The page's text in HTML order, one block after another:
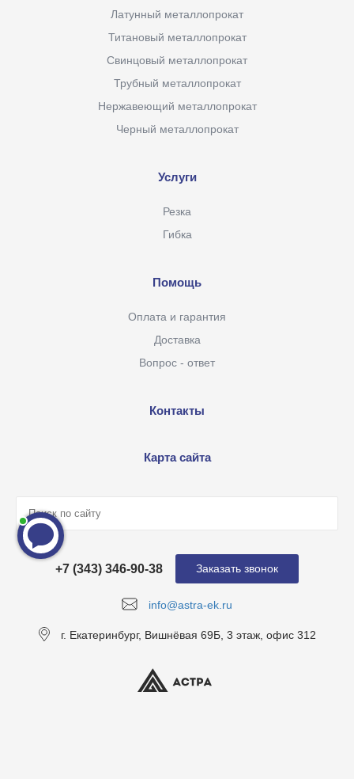
Латунный металлопрокат
Титановый металлопрокат
Свинцовый металлопрокат
Трубный металлопрокат
Нержавеющий металлопрокат
Черный металлопрокат
Услуги
Резка
Гибка
Помощь
Оплата и гарантия
Доставка
Вопрос - ответ
Контакты
Карта сайта
info@astra-ek.ru
+7 (343) 346-90-38
г. Екатеринбург, Вишнёвая 69Б, 3 этаж, офис 312
Заказать звонок